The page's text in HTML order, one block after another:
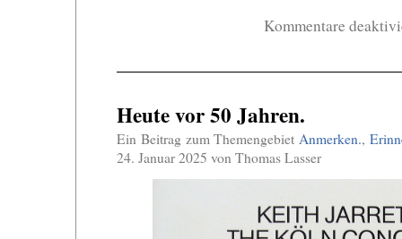
Kommentare
Heute vor 50 Jahren.
Ein Beitrag zum Themengebiet Anmerken.,
24. Januar 2025 von Thomas Lasser